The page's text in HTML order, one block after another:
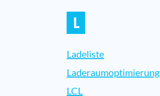
L
Ladeliste
Laderaumoptimierung
LCL